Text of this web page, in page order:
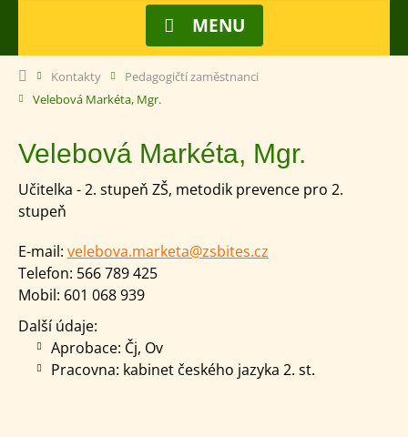
MENU
Kontakty
Pedagogičtí zaměstnanci
Velebová Markéta, Mgr.
Velebová Markéta, Mgr.
Učitelka - 2. stupeň ZŠ, metodik prevence pro 2.
stupeň
E-mail: velebova.marketa@zsbites.cz
Telefon: 566 789 425
Mobil: 601 068 939
Další údaje:
Aprobace: Čj, Ov
Pracovna: kabinet českého jazyka 2. st.